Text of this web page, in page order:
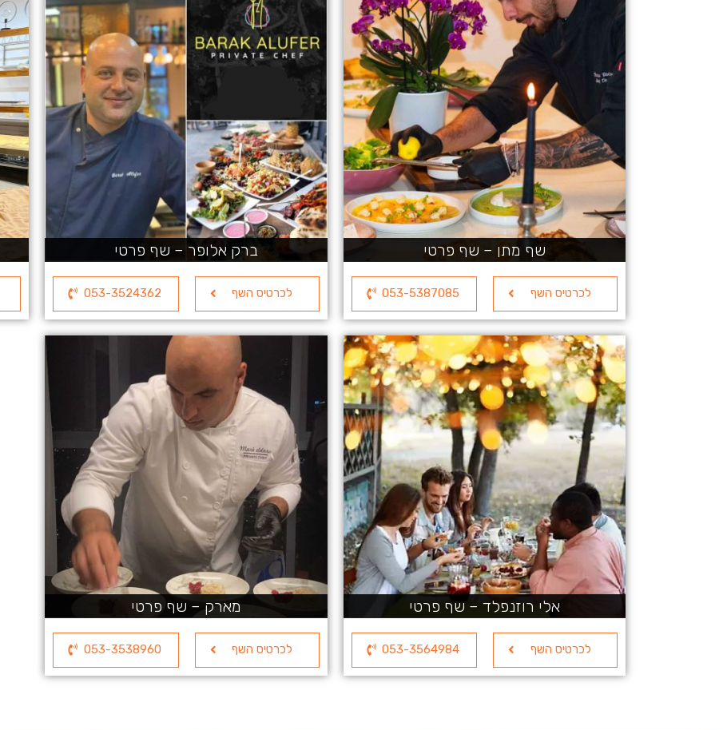
שף מתן – שף פרטי
לכרטיס השף 053-5387085
ברק אלופר – שף פרטי
לכרטיס השף 053-3524362
אלי רוזנפלד – שף פרטי
לכרטיס השף 053-3564984
מארק – שף פרטי
לכרטיס השף 053-3538960